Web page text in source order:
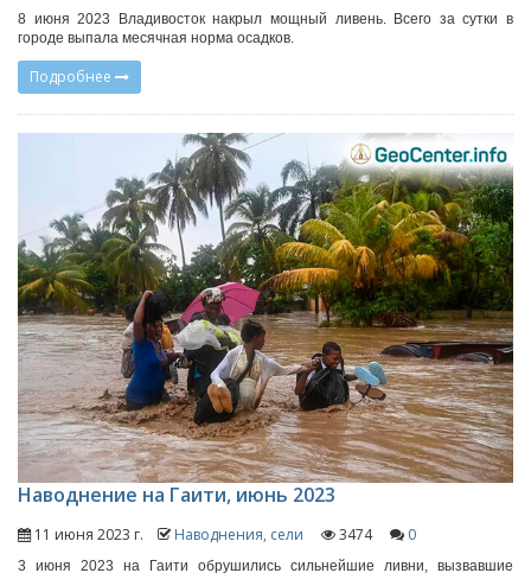
8 июня 2023 Владивосток накрыл мощный ливень. Всего за сутки в
городе выпала месячная норма осадков.
Подробнее
Наводнение на Гаити, июнь 2023
11 июня 2023 г. Наводнения, сели 3474 0
3 июня 2023 на Гаити обрушились сильнейшие ливни, вызвавшие